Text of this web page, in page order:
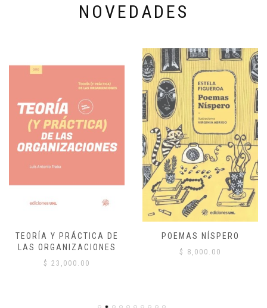
NOVEDADES
TEORÍA Y PRÁCTICA DE
LAS ORGANIZACIONES
$ 23,000.00
POEMAS NÍSPERO
$ 8,000.00